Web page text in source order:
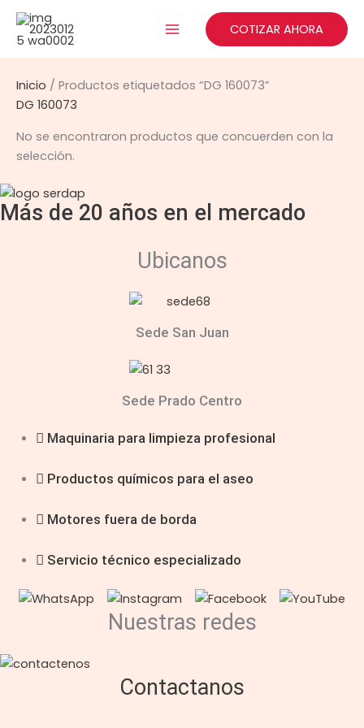
contenido
COTIZAR AHORA
Inicio / Productos etiquetados “DG 160073”
DG 160073
No se encontraron productos que concuerden con la
selección.
Más de 20 años en el mercado
Ubicanos
Sede San Juan
Sede Prado Centro
Maquinaria para limpieza profesional
Productos químicos para el aseo
Motores fuera de borda
Servicio técnico especializado
Nuestras redes
Contactanos